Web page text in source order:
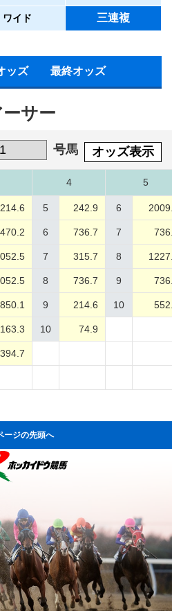
ワイド 三連複
ッズ 最終オッズ
サー
号馬 オッズ表示
4 5
214.6 5 242.9 6
470.2 6 736.7 7
7 315.7 8
8 736.7 9
850.1 9 214.6 10
10 74.9
394.7
ージの先頭へ